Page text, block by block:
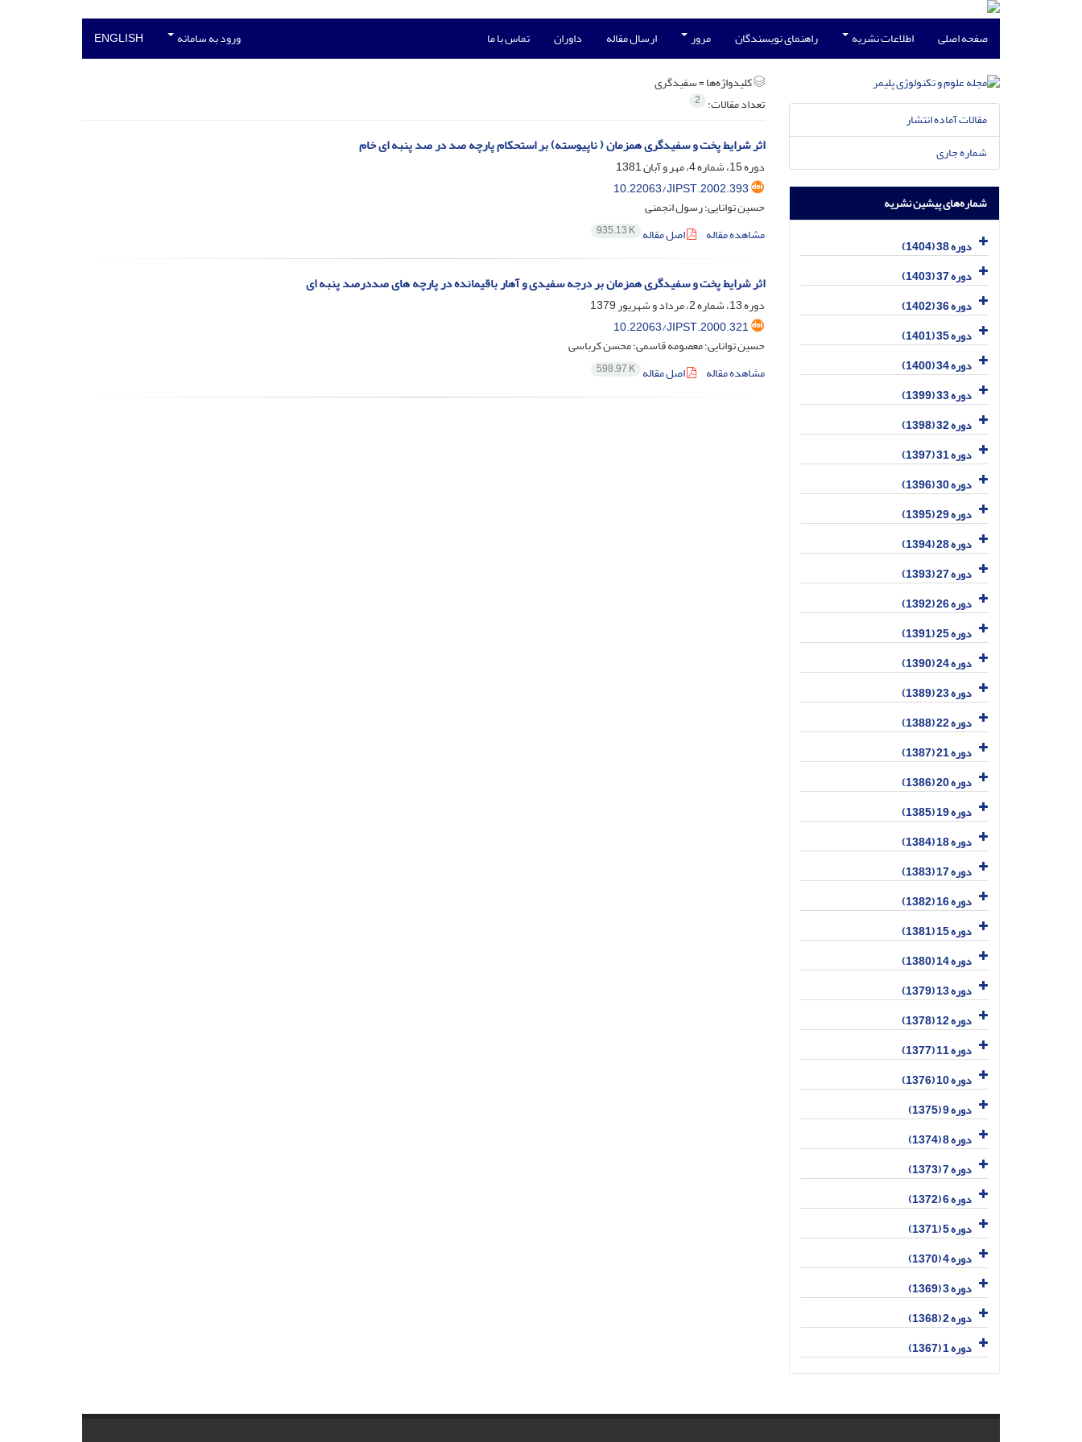
صفحه اصلی اطلاعات نشریه راهنمای نویسندگان مرور ارسال مقاله داوران تماس با ما ورود به سامانه ENGLISH
کلیدواژه‌ها =سفیدگری
تعداد مقالات: 2
اثر شرایط پخت و سفیدگری همزمان ( ناپیوسته) بر استحکام پارچه صد در صد پنبه ای خام
دوره 15، شماره 4، مهر و آبان 1381
10.22063/JIPST.2002.393
حسین توانایی؛ رسول انجمنی
مشاهده مقاله
اصل مقاله 935.13 K
اثر شرایط پخت و سفیدگری همزمان بر درجه سفیدی و آهار باقیمانده در پارچه های صددرصد پنبه ای
دوره 13، شماره 2، مرداد و شهریور 1379
10.22063/JIPST.2000.321
حسین توانایی؛ معصومه قاسمی؛ محسن کرباسی
مشاهده مقاله
اصل مقاله 598.97 K
مقالات آماده انتشار
شماره جاری
شماره‌های پیشین نشریه
دوره 38 (1404)
دوره 37 (1403)
دوره 36 (1402)
دوره 35 (1401)
دوره 34 (1400)
دوره 33 (1399)
دوره 32 (1398)
دوره 31 (1397)
دوره 30 (1396)
دوره 29 (1395)
دوره 28 (1394)
دوره 27 (1393)
دوره 26 (1392)
دوره 25 (1391)
دوره 24 (1390)
دوره 23 (1389)
دوره 22 (1388)
دوره 21 (1387)
دوره 20 (1386)
دوره 19 (1385)
دوره 18 (1384)
دوره 17 (1383)
دوره 16 (1382)
دوره 15 (1381)
دوره 14 (1380)
دوره 13 (1379)
دوره 12 (1378)
دوره 11 (1377)
دوره 10 (1376)
دوره 9 (1375)
دوره 8 (1374)
دوره 7 (1373)
دوره 6 (1372)
دوره 5 (1371)
دوره 4 (1370)
دوره 3 (1369)
دوره 2 (1368)
دوره 1 (1367)